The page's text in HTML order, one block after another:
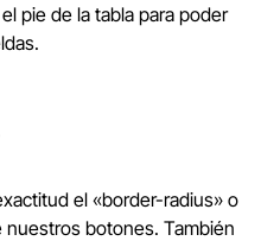
pie de la tabla para poder
el «border-radius» o
botones. También